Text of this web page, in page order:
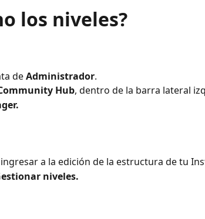
los niveles?
de Administrador.
Hub, dentro de la barra lateral
a la edición de la estructura de tu
niveles.